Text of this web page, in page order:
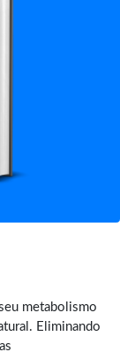
metabolismo
Eliminando